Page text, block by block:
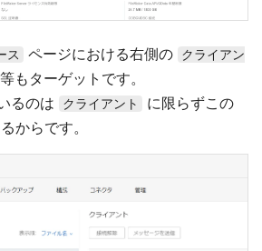
ス ページにおける右側の
クライアン
もターゲットです。
るのは クライアント
に限らずこの
からです。